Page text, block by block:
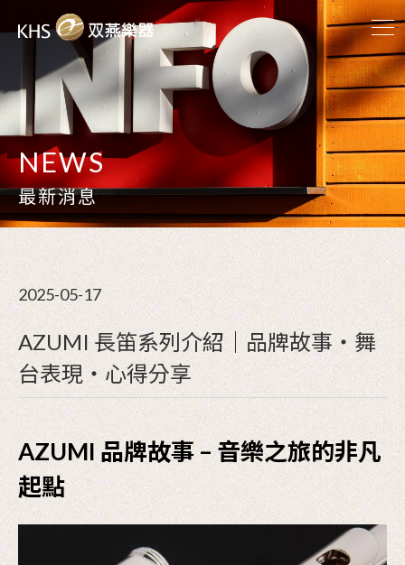
NEWS
最新消息
2025-05-17
AZUMI 長笛系列介紹｜品牌故事・舞
台表現・心得分享
AZUMI 品牌故事 – 音樂之旅的非凡
起點